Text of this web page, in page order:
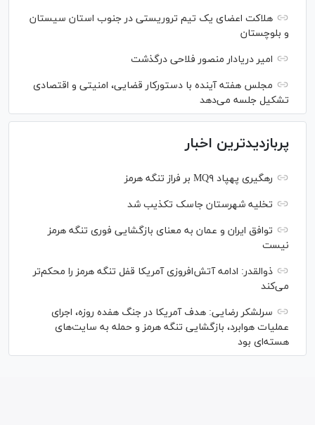
هلاکت اعضای یک تیم تروریستی در جنوب استان سیستان
و بلوچستان
امیر دریادار منصور فلاحی درگذشت
مجلس هفته آینده با دستورکار قضایی، امنیتی و اقتصادی
تشکیل جلسه می‌دهد
پربازدیدترین اخبار
رهگیری پهپاد MQ۹ بر فراز تنگه هرمز
تخلیه شهرستان جاسک تکذیب شد
توافق ایران و عمان به معنای بازگشایی فوری تنگه هرمز
نیست
ذوالقدر: ادامه آتش‌افروزی آمریکا قفل تنگه هرمز را محکم‌تر
می‌کند
سرلشکر رضایی: هدف آمریکا در جنگ هفده روزه، اجرای
عملیات هوابرد، بازگشایی تنگه هرمز و حمله به سایت‌های
هسته‌ای بود